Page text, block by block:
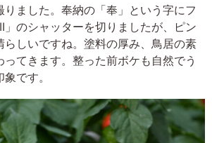
りました。奉納の「奉」という字にフ
」のシャッターを切りましたが、ピン
らしいですね。塗料の厚み、鳥居の素
てきます。整った前ボケも自然でう
です。